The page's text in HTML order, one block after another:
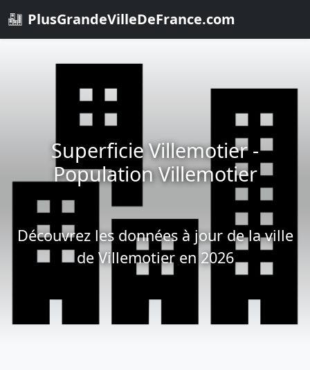
PlusGrandeVilleDeFrance.com
Superficie Villemotier -
Population Villemotier
Découvrez les données à jour de la ville
de Villemotier en 2026